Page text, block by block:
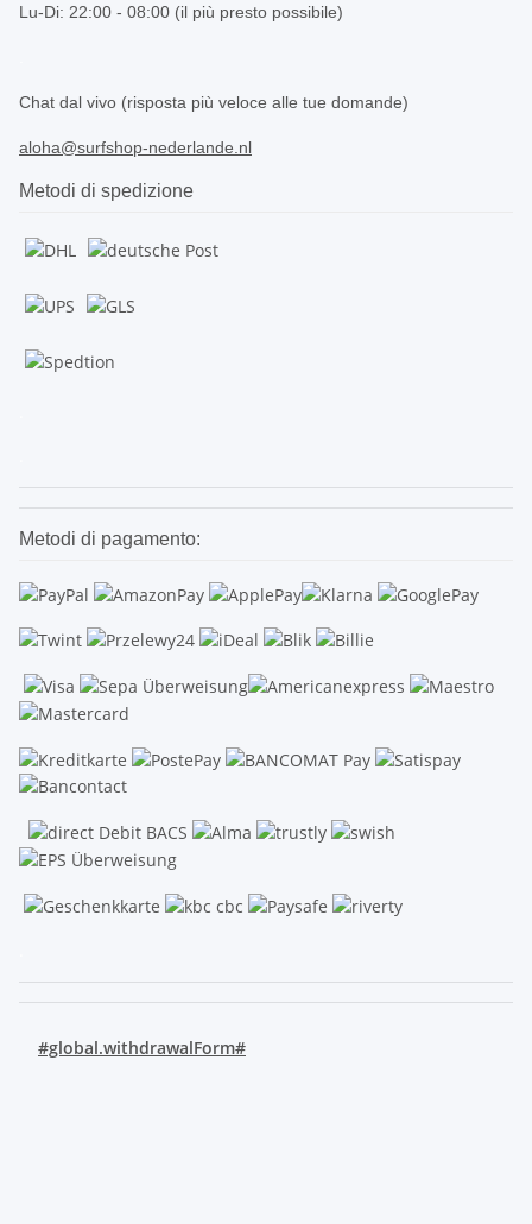
Lu-Di: 22:00 - 08:00 (il più presto possibile)
Chat dal vivo (risposta più veloce alle tue domande)
aloha@surfshop-nederlande.nl
Metodi di spedizione
Metodi di pagamento:
#global.withdrawalForm#